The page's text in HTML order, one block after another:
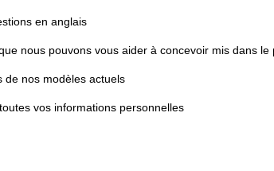
en anglais
nous pouvons vous aider à concevoir mis dans le
de nos modèles actuels
vos informations personnelles